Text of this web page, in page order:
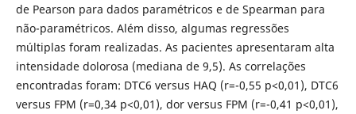
de Pearson para dados paramétricos e de Spearman para
não-paramétricos. Além disso, algumas regressões
múltiplas foram realizadas. As pacientes apresentaram alta
intensidade dolorosa (mediana de 9,5). As correlações
encontradas foram: DTC6 versus HAQ (r=-0,55 p<0,01), DTC6
versus FPM (r=0,34 p<0,01), dor versus FPM (r=-0,41 p<0,01),